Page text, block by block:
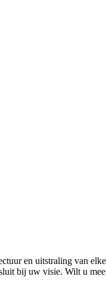
en uitstraling van
bij uw visie. Wilt u